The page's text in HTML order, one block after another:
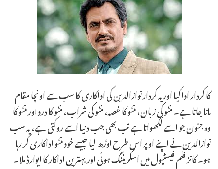
کا کردار ادا کیا اور یہ کردار نوازالدین کی اداکاری کا سب سے اونچا مقام
مانا جاتا ہے۔ منٹو کی زبان، منٹو کا غصہ، منٹو کی شراب، منٹو کا درد اور منٹو کا
وہ جنون جو اسے لکھواتا ہے تب بھی جب دنیا اسے روکتی ہے، یہ سب
نوازالدین نے اپنے اوپر اس طرح اوڑھ لیا جیسے خود منٹو اداکاری کر رہا
ہو۔ کانز فلم فیسٹیول میں اسکریننگ ہوئی اور بہترین اداکار کا ایوارڈ ملا۔